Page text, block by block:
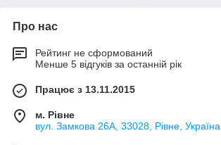
Про нас
Рейтинг не сформований
Менше 5 відгуків за останній рік
Працює з 13.11.2015
м. Рівне
вул. Замкова 26А, 33028, Рівне, Україна